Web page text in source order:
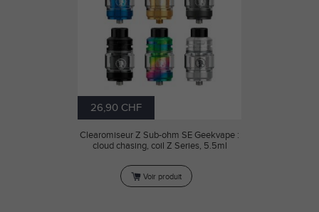
26,90 CHF
Clearomiseur Z Sub-ohm SE Geekvape :
cloud chasing, coil Z Series, 5.5ml
Voir produit